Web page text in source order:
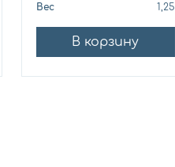
Вес
1,25
В корзину